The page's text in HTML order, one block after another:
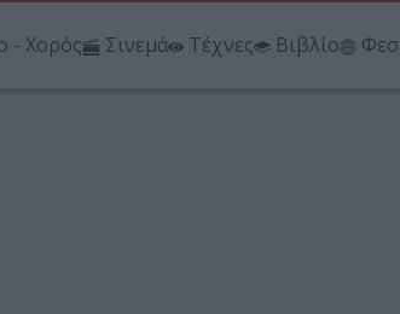
- Χορός Σινεμά Τέχνες Βιβλίο